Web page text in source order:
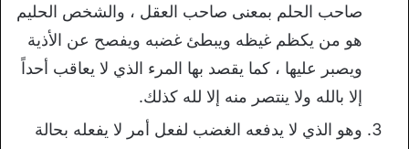
صاحب الحلم بمعنى صاحب العقل ، والشخص الحليم
هو من يكظم غيظه ويبطئ غضبه ويفصح عن الأذية
ويصبر عليها ، كما يقصد بها المرء الذي لا يعاقب أحداً
إلا بالله ولا ينتصر منه إلا لله كذلك.
وهو الذي لا يدفعه الغضب لفعل أمر لا يفعله بحالة